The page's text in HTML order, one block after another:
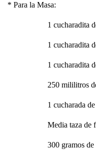
* Para la Masa:
1 cucharadita
1 cucharadita
1 cucharadita
250 mililitros
1 cucharada
Media taza de
300 gramos